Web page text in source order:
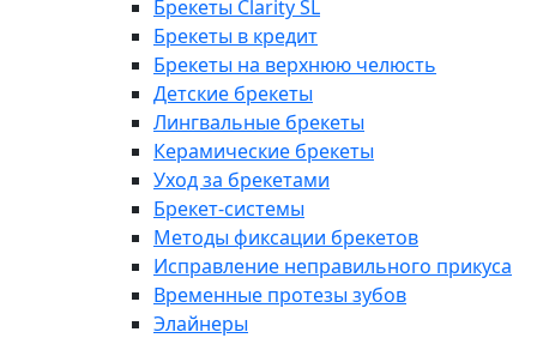
Брекеты Clarity SL
Брекеты в кредит
Брекеты на верхнюю челюсть
Детские брекеты
Лингвальные брекеты
Керамические брекеты
Уход за брекетами
Брекет-системы
Методы фиксации брекетов
Исправление неправильного прикуса
Временные протезы зубов
Элайнеры